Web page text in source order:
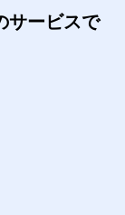
サービスで